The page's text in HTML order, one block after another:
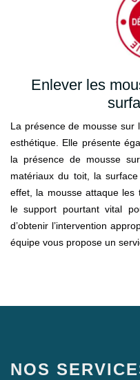
Enlever les
La présence de mousse sur
esthétique. Elle présente
la présence de mousse
matériaux du toit, la
effet, la mousse attaque les
le support pourtant vital
d’obtenir l’intervention
équipe vous propose un
NOS